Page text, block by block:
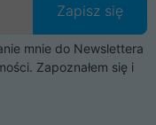
Zapisz się
mnie do Newslettera
Zapoznałem się i